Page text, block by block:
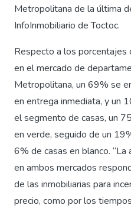
Metropolitana de la última
InfoInmobiliario de Toctoc.
Respecto a los
en el mercado de
Metropolitana, un 69% se
en entrega inmediata, y un
el segmento de casas, un
en verde, seguido de un
6% de casas en blanco.
en ambos mercados
de las inmobiliarias para
precio, como por los